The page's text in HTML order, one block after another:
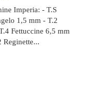
Imperia: - T.S
1,5 mm - T.2
Fettuccine 6,5 mm
Reginette...